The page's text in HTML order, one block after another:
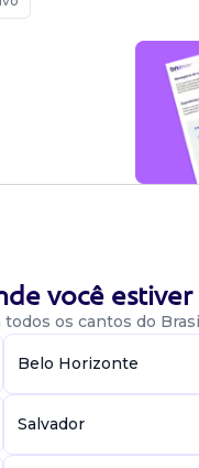
você estiver
os cantos do
Belo Horizonte
Salvador